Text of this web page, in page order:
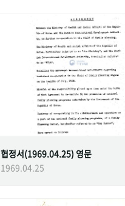
협정서(1969.04.25) 영문
1969.04.25